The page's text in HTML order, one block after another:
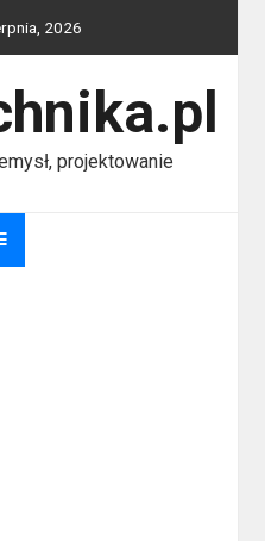
2026
projektowanie